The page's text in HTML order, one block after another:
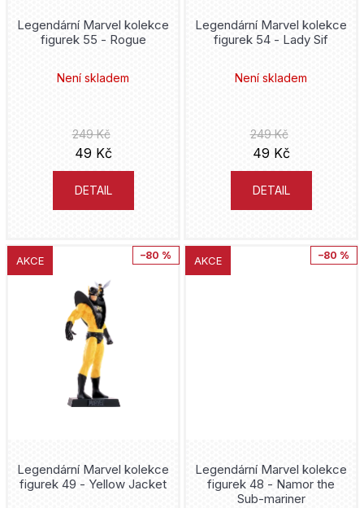
Legendární Marvel kolekce
figurek 55 - Rogue
Není skladem
249 Kč
49 Kč
DETAIL
Legendární Marvel kolekce
figurek 54 - Lady Sif
Není skladem
249 Kč
49 Kč
DETAIL
AKCE –80 %
Legendární Marvel kolekce
figurek 49 - Yellow Jacket
AKCE –80 %
Legendární Marvel kolekce
figurek 48 - Namor the
Sub-mariner
t
?
č
u